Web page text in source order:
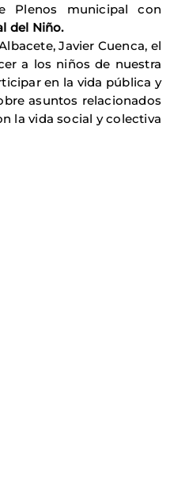
Plenos municipal con
del Niño.
Javier Cuenca, el
a los niños de nuestra
en la vida pública y
asuntos relacionados
la vida social y colectiva